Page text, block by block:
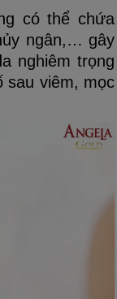
có thể chứa
ngân,… gây
nghiêm trọng
sau viêm, mọc